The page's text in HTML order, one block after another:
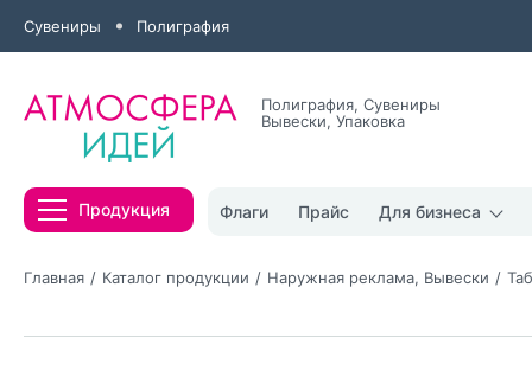
Сувениры Полиграфия
Полиграфия, Сувениры
Вывески, Упаковка
Продукция Флаги Прайс Для бизнеса
Главная Каталог продукции Наружная реклама, Вывески